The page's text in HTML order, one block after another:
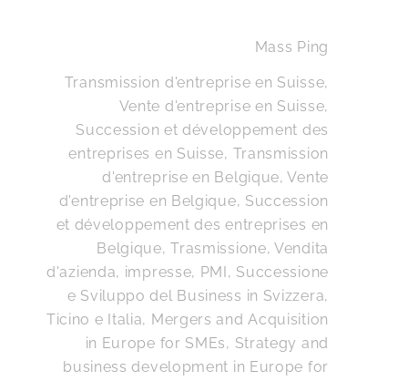
Services financiers et Fintech
Services professionnels
Technologie de l’Information,
Digital, Média et Réseaux
Transports
Mass Ping
Transmission d'entreprise en Suisse,
Vente d'entreprise en Suisse,
Succession et développement des
entreprises en Suisse, Transmission
d'entreprise en Belgique, Vente
d'entreprise en Belgique, Succession
et développement des entreprises en
Belgique,Trasmissione, Vendita
d'azienda, impresse, PMI, Successione
e Sviluppo del Business in Svizzera,
Ticino e Italia, Mergers and Acquisition
in Europe for SMEs, Strategy and
business development in Europe for